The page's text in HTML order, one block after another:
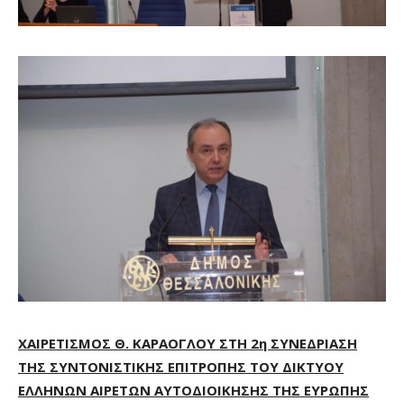
ΧΑΙΡΕΤΙΣΜΟΣ Θ. ΚΑΡΑΟΓΛΟΥ ΣΤΗ 2η ΣΥΝΕΔΡΙΑΣΗ
ΤΗΣ ΣΥΝΤΟΝΙΣΤΙΚΗΣ ΕΠΙΤΡΟΠΗΣ ΤΟΥ ΔΙΚΤΥΟΥ
ΕΛΛΗΝΩΝ ΑΙΡΕΤΩΝ ΑΥΤΟΔΙΟΙΚΗΣΗΣ ΤΗΣ ΕΥΡΩΠΗΣ